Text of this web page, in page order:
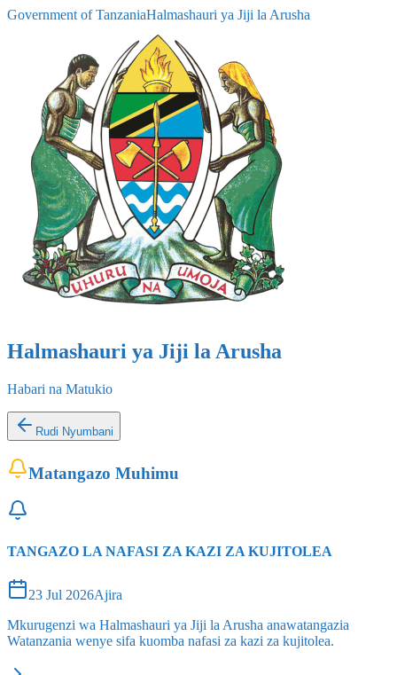
Government of TanzaniaHalmashauri ya Jiji la Arusha
Halmashauri ya Jiji la Arusha
Habari na Matukio
Rudi Nyumbani
Matangazo Muhimu
TANGAZO LA NAFASI ZA KAZI ZA KUJITOLEA
23 Jul 2026Ajira
Mkurugenzi wa Halmashauri ya Jiji la Arusha anawatangazia
Watanzania wenye sifa kuomba nafasi za kazi za kujitolea.